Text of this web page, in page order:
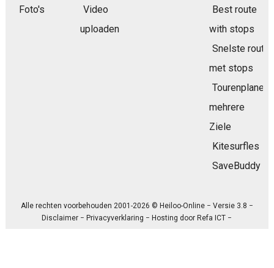
Foto's
Video
uploaden
Best route
with stops
Snelste route
met stops
Tourenplaner
mehrere
Ziele
Kitesurfles
SaveBuddy
Alle rechten voorbehouden 2001-2026 © Heiloo-Online − Versie 3.8 −
Disclaimer −Privacyverklaring − Hosting doorRefa ICT −